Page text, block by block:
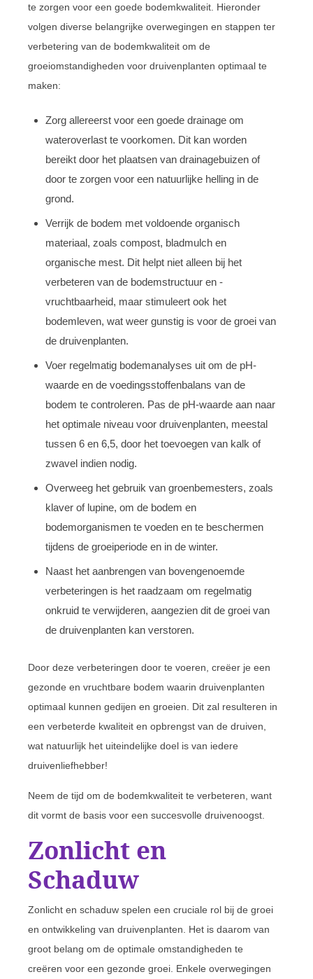
te zorgen voor een goede bodemkwaliteit. Hieronder
volgen diverse belangrijke overwegingen en stappen ter
verbetering van de bodemkwaliteit om de
groeiomstandigheden voor druivenplanten optimaal te
maken:
Zorg allereerst voor een goede drainage om
wateroverlast te voorkomen. Dit kan worden
bereikt door het plaatsen van drainagebuizen of
door te zorgen voor een natuurlijke helling in de
grond.
Verrijk de bodem met voldoende organisch
materiaal, zoals compost, bladmulch en
organische mest. Dit helpt niet alleen bij het
verbeteren van de bodemstructuur en -
vruchtbaarheid, maar stimuleert ook het
bodemleven, wat weer gunstig is voor de groei van
de druivenplanten.
Voer regelmatig bodemanalyses uit om de pH-
waarde en de voedingsstoffenbalans van de
bodem te controleren. Pas de pH-waarde aan naar
het optimale niveau voor druivenplanten, meestal
tussen 6 en 6,5, door het toevoegen van kalk of
zwavel indien nodig.
Overweeg het gebruik van groenbemesters, zoals
klaver of lupine, om de bodem en
bodemorganismen te voeden en te beschermen
tijdens de groeiperiode en in de winter.
Naast het aanbrengen van bovengenoemde
verbeteringen is het raadzaam om regelmatig
onkruid te verwijderen, aangezien dit de groei van
de druivenplanten kan verstoren.
Door deze verbeteringen door te voeren, creëer je een
gezonde en vruchtbare bodem waarin druivenplanten
optimaal kunnen gedijen en groeien. Dit zal resulteren in
een verbeterde kwaliteit en opbrengst van de druiven,
wat natuurlijk het uiteindelijke doel is van iedere
druivenliefhebber!
Neem de tijd om de bodemkwaliteit te verbeteren, want
dit vormt de basis voor een succesvolle druivenoogst.
Zonlicht en
Schaduw
Zonlicht en schaduw spelen een cruciale rol bij de groei
en ontwikkeling van druivenplanten. Het is daarom van
groot belang om de optimale omstandigheden te
creëren voor een gezonde groei. Enkele overwegingen